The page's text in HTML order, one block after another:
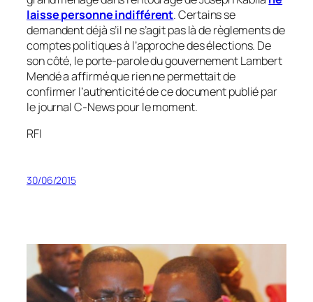
laisse personne indifférent. Certains se
demandent déjà s’il ne s’agit pas là de règlements de
comptes politiques à l’approche des élections. De
son côté, le porte-parole du gouvernement Lambert
Mendé a affirmé que rien ne permettait de
confirmer l’authenticité de ce document publié par
le journalC-Newspour le moment.
RFI
30/06/2015